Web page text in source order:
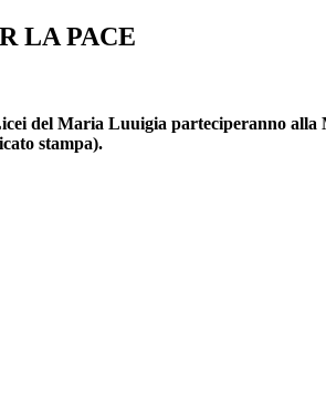
LA PACE
del Maria Luuigia parteciperanno alla
stampa).